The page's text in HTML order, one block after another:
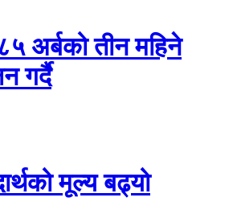
अर्बको तीन महिने
गर्दै
मूल्य बढ्यो